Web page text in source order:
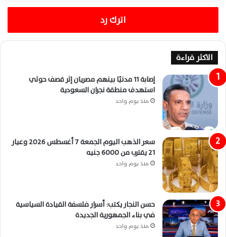
اترك رد
الاكثر قراءة
إصابة 11 مدنيًا بينهم مصريان إثر قصف حوثي
استهدف منطقة نجران السعودية
منذ يوم واحد
سعر الذهب اليوم الجمعة 7 أغسطس 2026 وعيار
21 يقترب من 6000 جنيه
منذ يوم واحد
حسن النجار يكتب: أسرار فلسفة القيادة السياسية
في بناء الجمهورية الجديدة
منذ يوم واحد